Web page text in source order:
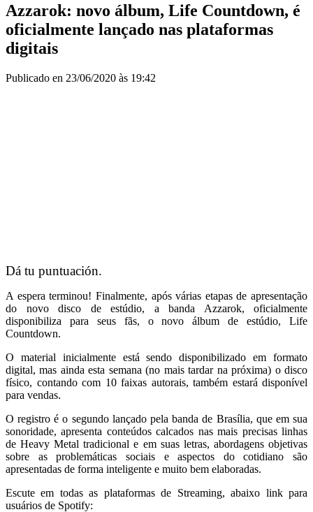
Azzarok: novo álbum, Life Countdown, é
oficialmente lançado nas plataformas
digitais
Publicado en 23/06/2020 às 19:42
Dá tu puntuación.
A espera terminou! Finalmente, após várias etapas de apresentação
do novo disco de estúdio, a banda Azzarok, oficialmente
disponibiliza para seus fãs, o novo álbum de estúdio, Life
Countdown.
O material inicialmente está sendo disponibilizado em formato
digital, mas ainda esta semana (no mais tardar na próxima) o disco
físico, contando com 10 faixas autorais, também estará disponível
para vendas.
O registro é o segundo lançado pela banda de Brasília, que em sua
sonoridade, apresenta conteúdos calcados nas mais precisas linhas
de Heavy Metal tradicional e em suas letras, abordagens objetivas
sobre as problemáticas sociais e aspectos do cotidiano são
apresentadas de forma inteligente e muito bem elaboradas.
Escute em todas as plataformas de Streaming, abaixo link para
usuários de Spotify: